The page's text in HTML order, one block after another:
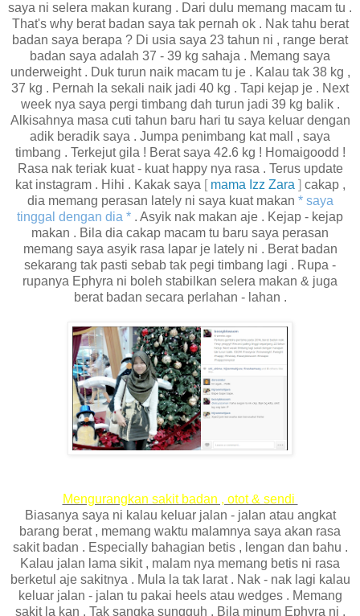
saya ni selera makan kurang . Dari dulu memang macam tu .
That's why berat badan saya tak pernah ok . Nak tahu berat
badan saya berapa ? Di usia saya 23 tahun ni , range berat
badan saya adalah 37 - 39 kg sahaja . Memang saya
underweight . Duk turun naik macam tu je . Kalau tak 38 kg ,
37 kg . Pernah la sekali naik jadi 40 kg . Tapi kejap je . Next
week nya saya pergi timbang dah turun jadi 39 kg balik .
Alkisahnya masa cuti tahun baru hari tu saya keluar dengan
adik beradik saya . Jumpa penimbang kat mall , saya
timbang . Terkejut gila ! Berat saya 42.6 kg ! Homaigoodd !
Rasa nak teriak kuat - kuat happy nya rasa . Terus update
kat instagram . Hihi . Kakak saya [ mama Izz Zara ] cakap ,
dia memang perasan lately ni saya kuat makan * saya
tinggal dengan dia * . Asyik nak makan aje . Kejap - kejap
makan . Bila dia cakap macam tu baru saya perasan
memang saya asyik rasa lapar je lately ni . Berat badan
sekarang tak pasti sebab tak pegi timbang lagi . Rupa -
rupanya Ephyra ni boleh stabilkan selera makan & juga
berat badan secara perlahan - lahan .
Mengurangkan sakit badan , otot & sendi
Biasanya saya ni kalau keluar jalan - jalan atau angkat
barang berat , memang waktu malamnya saya akan rasa
sakit badan . Especially bahagian betis , lengan dan bahu .
Kalau jalan lama sikit , malam nya memang betis ni rasa
berketul aje sakitnya . Mula la tak larat . Nak - nak lagi kalau
keluar jalan - jalan tu pakai heels atau wedges . Memang
sakit la kan . Tak sangka sungguh . Bila minum Ephyra ni ,